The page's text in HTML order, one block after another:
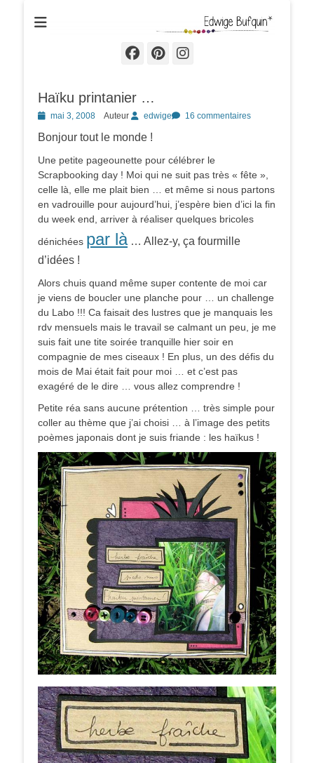
Edwige Bufquin
Facebook
Pinterest
Instagram
Haïku printanier …
Postedmai 3, 2008 Auteur edwige 16 commentaires
Bonjour tout le monde !
Une petite pageounette pour célébrer le
Scrapbooking day ! Moi qui ne suit pas très « fête »,
celle là, elle me plait bien … et même si nous partons
en vadrouille pour aujourd’hui, j’espère bien d’ici la fin
du week end, arriver à réaliser quelques bricoles
dénichées par là … Allez-y, ça fourmille
d’idées !
Alors chuis quand même super contente de moi car
je viens de boucler une planche pour … un challenge
du Labo !!! Ca faisait des lustres que je manquais les
rdv mensuels mais le travail se calmant un peu, je me
suis fait une tite soirée tranquille hier soir en
compagnie de mes ciseaux ! En plus, un des défis du
mois de Mai était fait pour moi … et c’est pas
exagéré de le dire … vous allez comprendre !
Petite réa sans aucune prétention … très simple pour
coller au thème que j’ai choisi … à l’image des petits
poèmes japonais dont je suis friande : les haïkus !